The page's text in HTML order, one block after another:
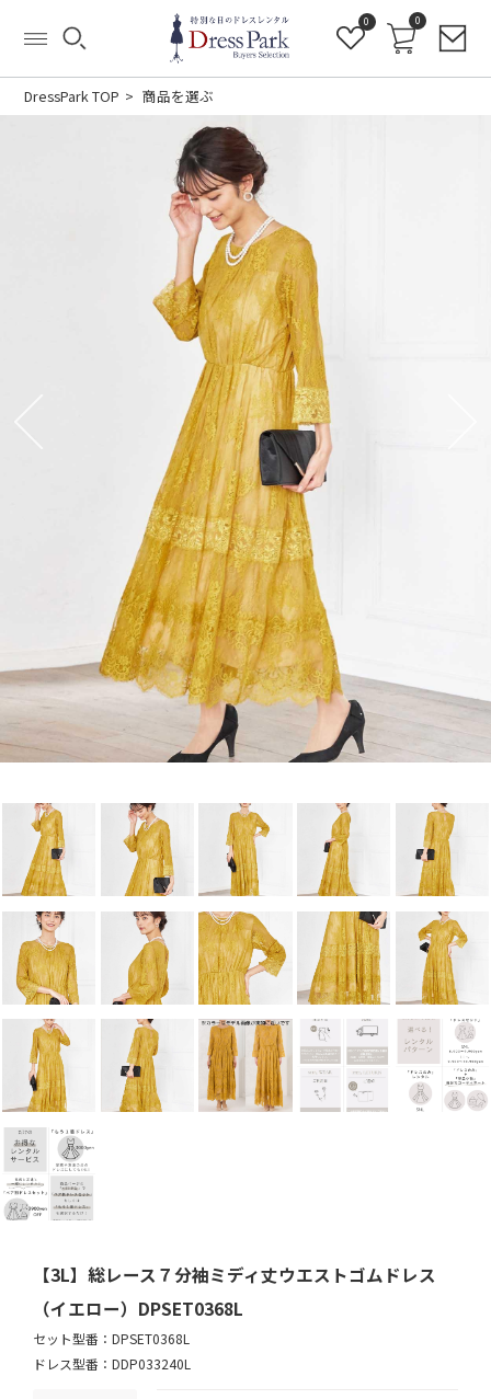
0 0
DressPark TOP 商品を選ぶ
【3L】総レース７分袖ミディ丈ウエストゴムドレス
（イエロー）DPSET0368L
セット型番：DPSET0368L
ドレス型番：DDP033240L